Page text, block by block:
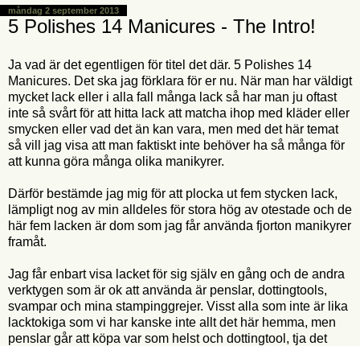
måndag 2 september 2013
5 Polishes 14 Manicures - The Intro!
Ja vad är det egentligen för titel det där. 5 Polishes 14
Manicures. Det ska jag förklara för er nu. När man har väldigt
mycket lack eller i alla fall många lack så har man ju oftast
inte så svårt för att hitta lack att matcha ihop med kläder eller
smycken eller vad det än kan vara, men med det här temat
så vill jag visa att man faktiskt inte behöver ha så många för
att kunna göra många olika manikyrer.
Därför bestämde jag mig för att plocka ut fem stycken lack,
lämpligt nog av min alldeles för stora hög av otestade och de
här fem lacken är dom som jag får använda fjorton manikyrer
framåt.
Jag får enbart visa lacket för sig själv en gång och de andra
verktygen som är ok att använda är penslar, dottingtools,
svampar och mina stampinggrejer. Visst alla som inte är lika
lacktokiga som vi har kanske inte allt det här hemma, men
penslar går att köpa var som helst och dottingtool, tja det